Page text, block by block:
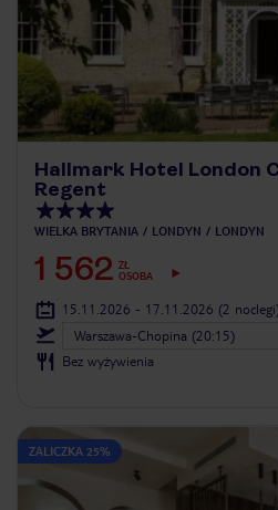
Hallmark Hotel London
Regent
WIELKA BRYTANIA LONDYN LONDYN
1 562 ZŁ
OSOBA
15.11.2026 - 17.11.2026 (2
Warszawa-Chopina (20:15)
Bez wyżywienia
ZALICZKA 25%